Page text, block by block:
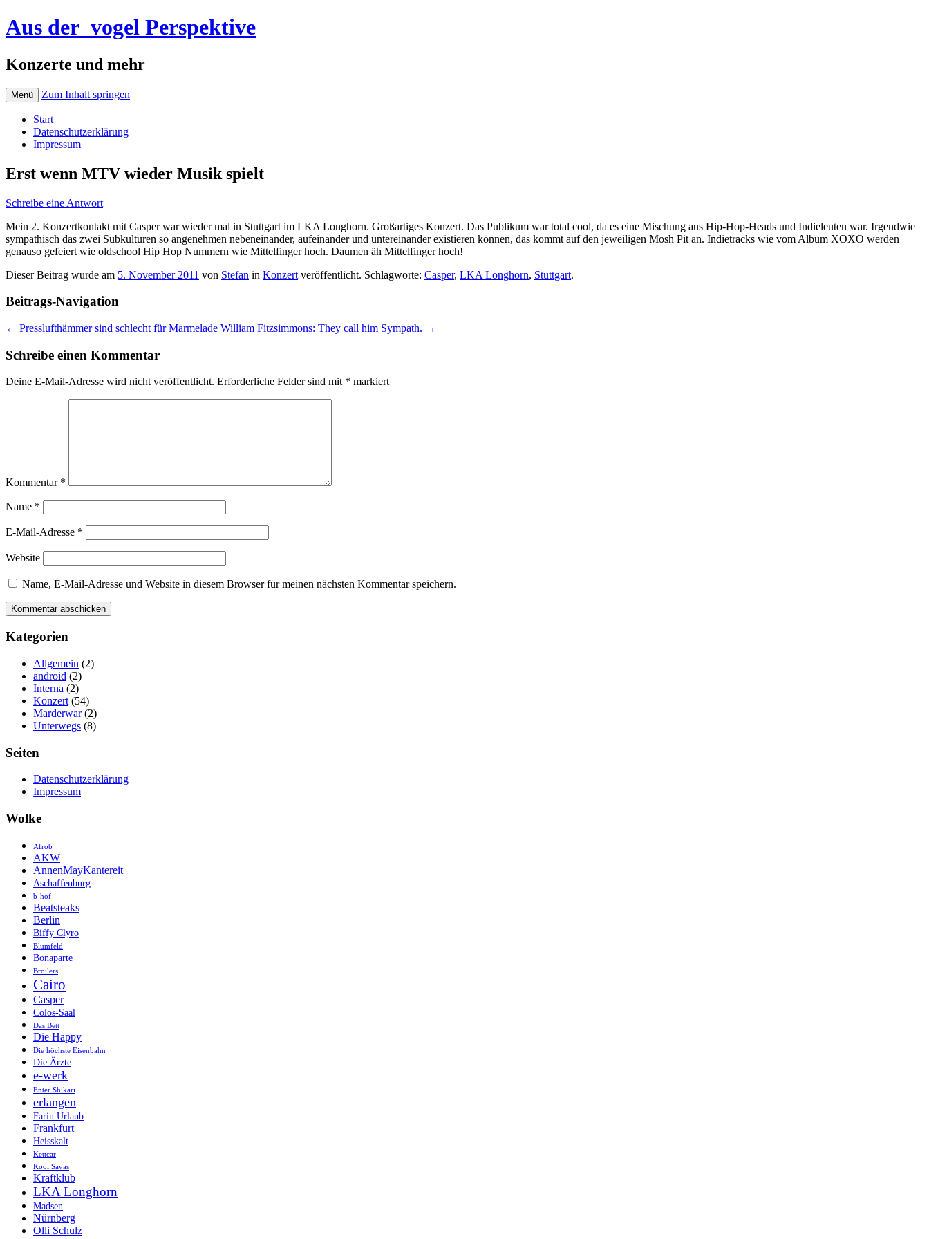
Aus der_vogel Perspektive
Konzerte und mehr
Menü Zum Inhalt springen
Start
Datenschutzerklärung
Impressum
Erst wenn MTV wieder Musik spielt
Schreibe eine Antwort
Mein 2. Konzertkontakt mit Casper war wieder mal in Stuttgart im LKA Longhorn. Großartiges Konzert. Das Publikum war total cool, da es eine Mischung aus Hip-Hop-Heads und Indieleuten war. Irgendwie
sympathisch das zwei Subkulturen so angenehmen nebeneinander, aufeinander und untereinander existieren können, das kommt auf den jeweiligen Mosh Pit an. Indietracks wie vom Album XOXO werden
genauso gefeiert wie oldschool Hip Hop Nummern wie Mittelfinger hoch. Daumen äh Mittelfinger hoch!
Dieser Beitrag wurde am 5. November 2011 von Stefan in Konzert veröffentlicht. Schlagworte: Casper, LKA Longhorn, Stuttgart.
Beitrags-Navigation
← Presslufthämmer sind schlecht für Marmelade William Fitzsimmons: They call him Sympath. →
Schreibe einen Kommentar
Deine E-Mail-Adresse wird nicht veröffentlicht. Erforderliche Felder sind mit * markiert
Kommentar *
Name *
E-Mail-Adresse *
Website
Name, E-Mail-Adresse und Website in diesem Browser für meinen nächsten Kommentar speichern.
Kategorien
Allgemein (2)
android (2)
Interna (2)
Konzert (54)
Marderwar(2)
Unterwegs (8)
Seiten
Datenschutzerklärung
Impressum
Wolke
Afrob
AKW
AnnenMayKantereit
Aschaffenburg
b-hof
Beatsteaks
Berlin
Biffy Clyro
Blumfeld
Bonaparte
Broilers
Cairo
Casper
Colos-Saal
Das Bett
Die Happy
Die höchste Eisenbahn
Die Ärzte
e-werk
Enter Shikari
erlangen
Farin Urlaub
Frankfurt
Heisskalt
Kettcar
Kool Savas
Kraftklub
LKA Longhorn
Madsen
Nürnberg
Olli Schulz